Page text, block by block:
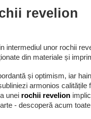
revelion
intermediul unor rochii
din materiale și
și optimism, iar
armonios
unei rochii revelion
- descoperă acum